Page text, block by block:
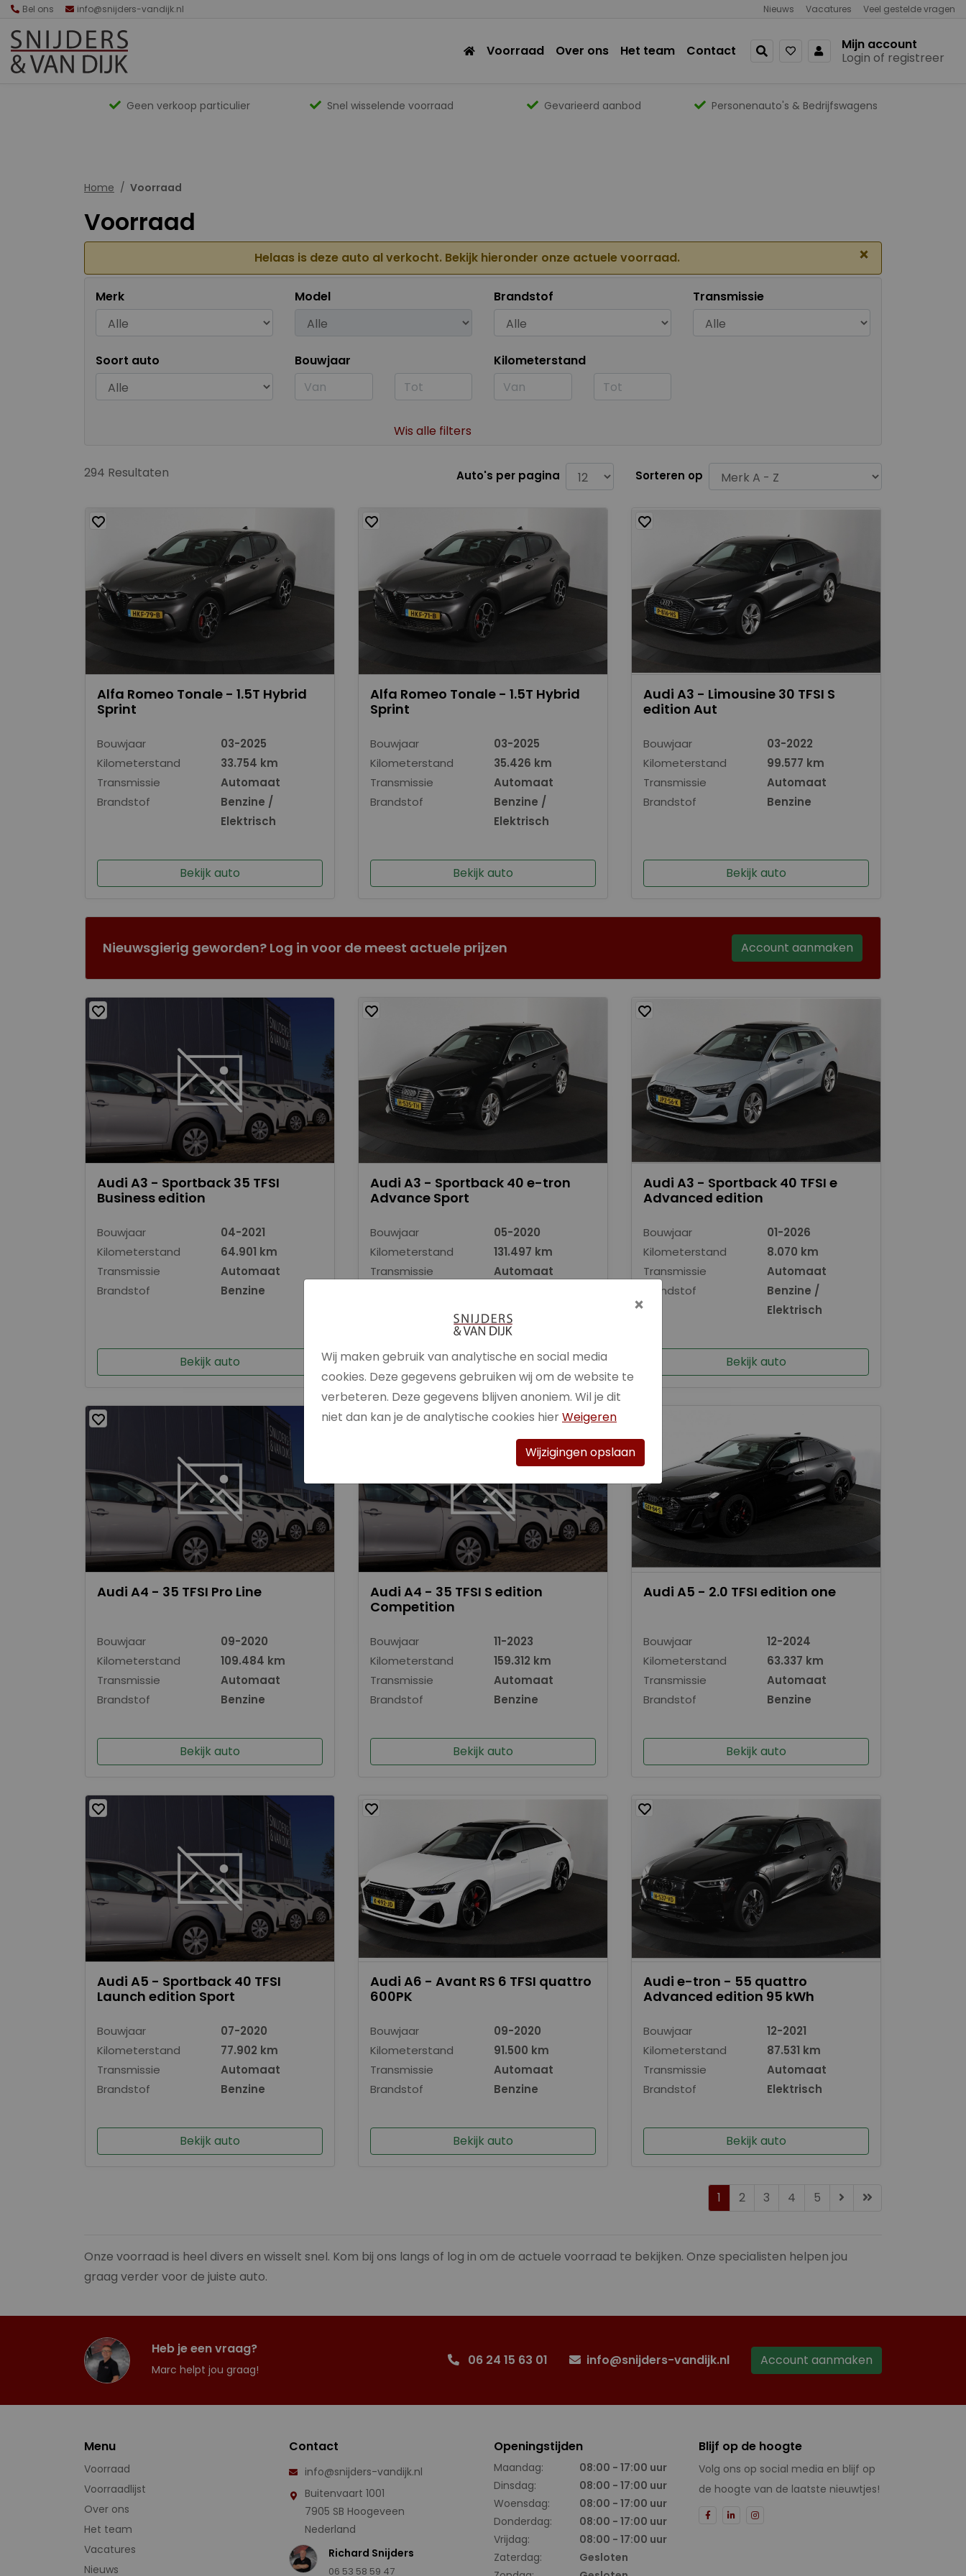
Bel ons info@snijders-vandijk.nl Nieuws Vacatures Veel gestelde vragen
Voorraad Over ons Het team Contact
Mijn account
Login of registreer
Geen verkoop particulier Snel wisselende voorraad Gevarieerd aanbod Personenauto's & Bedrijfswagens
Home Voorraad
Voorraad
Helaas is deze auto al verkocht. Bekijk hieronder onze actuele voorraad. ×
Merk Model Brandstof Transmissie
Soort auto Bouwjaar Kilometerstand
Wis alle filters
294 Resultaten Auto's per pagina Sorteren op
Alfa Romeo Tonale - 1.5T Hybrid
Sprint
Bouwjaar
03-2025
Kilometerstand
33.754 km
Transmissie
Automaat
Brandstof
Benzine /
Elektrisch
Bekijk auto
Alfa Romeo Tonale - 1.5T Hybrid
Sprint
Bouwjaar
03-2025
Kilometerstand
35.426 km
Transmissie
Automaat
Brandstof
Benzine /
Elektrisch
Bekijk auto
Audi A3 - Limousine 30 TFSI S
edition Aut
Bouwjaar
03-2022
Kilometerstand
99.577 km
Transmissie
Automaat
Brandstof
Benzine
Bekijk auto
Nieuwsgierig geworden? Log in voor de meest actuele prijzen Account aanmaken
Audi A3 - Sportback 35 TFSI
Business edition
Bouwjaar
04-2021
Kilometerstand
64.901 km
Transmissie
Automaat
Brandstof
Benzine
Bekijk auto
Audi A3 - Sportback 40 e-tron
Advance Sport
Bouwjaar
05-2020
Kilometerstand
131.497 km
Transmissie
Automaat
Elektrisch
Bekijk auto
Audi A3 - Sportback 40 TFSI e
Advanced edition
Bouwjaar
01-2026
Kilometerstand
8.070 km
Transmissie
Automaat
Brandstof
Benzine /
Elektrisch
Bekijk auto
Audi A4 - 35 TFSI Pro Line
Bouwjaar
09-2020
Kilometerstand
109.484 km
Transmissie
Automaat
Brandstof
Benzine
Bekijk auto
Audi A4 - 35 TFSI S edition
Competition
Bouwjaar
11-2023
Kilometerstand
159.312 km
Transmissie
Automaat
Brandstof
Benzine
Bekijk auto
Audi A5 - 2.0 TFSI edition one
Bouwjaar
12-2024
Kilometerstand
63.337 km
Transmissie
Automaat
Brandstof
Benzine
Bekijk auto
Audi A5 - Sportback 40 TFSI
Launch edition Sport
Bouwjaar
07-2020
Kilometerstand
77.902 km
Transmissie
Automaat
Brandstof
Benzine
Bekijk auto
Audi A6 - Avant RS 6 TFSI quattro
600PK
Bouwjaar
09-2020
Kilometerstand
91.500 km
Transmissie
Automaat
Brandstof
Benzine
Bekijk auto
Audi e-tron - 55 quattro
Advanced edition 95 kWh
Bouwjaar
12-2021
Kilometerstand
87.531 km
Transmissie
Automaat
Brandstof
Elektrisch
Bekijk auto
1 2 3 4 5
Onze voorraad is heel divers en wisselt snel. Kom bij ons langs of log in om de actuele voorraad te bekijken. Onze specialisten helpen jou
graag verder voor de juiste auto.
Heb je een vraag?
Marc helpt jou graag!
06 24 15 63 01 info@snijders-vandijk.nl Account aanmaken
Menu
Voorraad
Voorraadlijst
Over ons
Het team
Vacatures
Nieuws
Contact
info@snijders-vandijk.nl
Buitenvaart 1001
7905 SB Hoogeveen
Nederland
Richard Snijders
06 53 58 59 47
Openingstijden
Maandag:
08:00 - 17:00 uur
Dinsdag:
08:00 - 17:00 uur
Woensdag:
08:00 - 17:00 uur
Donderdag:
08:00 - 17:00 uur
Vrijdag:
08:00 - 17:00 uur
Zaterdag:
Gesloten
Blijf op de hoogte
Volg ons op social media en blijf op
de hoogte van de laatste nieuwtjes!
×
Wij maken gebruik van analytische en social media
cookies. Deze gegevens gebruiken wij om de website te
verbeteren. Deze gegevens blijven anoniem. Wil je dit
niet dan kan je de analytische cookies hierWeigeren
Wijzigingen opslaan